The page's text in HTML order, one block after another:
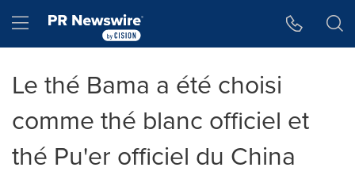
Hamburger menu
Le thé Bama a été choisi
comme thé blanc officiel et
thé Pu'er officiel du China